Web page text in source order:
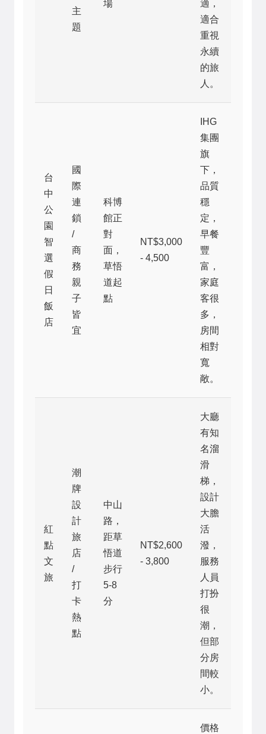
主
題
場
適，
適合
重視
永續
的旅
人。
台
中
公
園
智
選
假
日
飯
店
國
際
連
鎖
/
商
務
親
子
皆
宜
科博
館正
對
面，
草悟
道起
點
NT$3,000
- 4,500
IHG
集團
旗
下，
品質
穩
定，
早餐
豐
富，
家庭
客很
多，
房間
相對
寬
敞。
紅
點
文
旅
潮
牌
設
計
旅
店
/
打
卡
熱
點
中山
路，
距草
悟道
步行
5-8
分
NT$2,600
- 3,800
大廳
有知
名溜
滑
梯，
設計
大膽
活
潑，
服務
人員
打扮
很
潮，
但部
分房
間較
小。
價格